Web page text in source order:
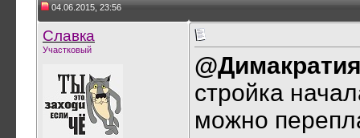
04.06.2015, 23:56
Славка
Участковый
стройка
можно